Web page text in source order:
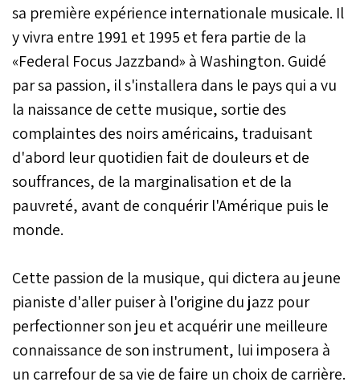
sa première expérience internationale musicale. Il
y vivra entre 1991 et 1995 et fera partie de la
«Federal Focus Jazzband» à Washington. Guidé
par sa passion, il s'installera dans le pays qui a vu
la naissance de cette musique, sortie des
complaintes des noirs américains, traduisant
d'abord leur quotidien fait de douleurs et de
souffrances, de la marginalisation et de la
pauvreté, avant de conquérir l'Amérique puis le
monde.
Cette passion de la musique, qui dictera au jeune
pianiste d'aller puiser à l'origine du jazz pour
perfectionner son jeu et acquérir une meilleure
connaissance de son instrument, lui imposera à
un carrefour de sa vie de faire un choix de carrière.